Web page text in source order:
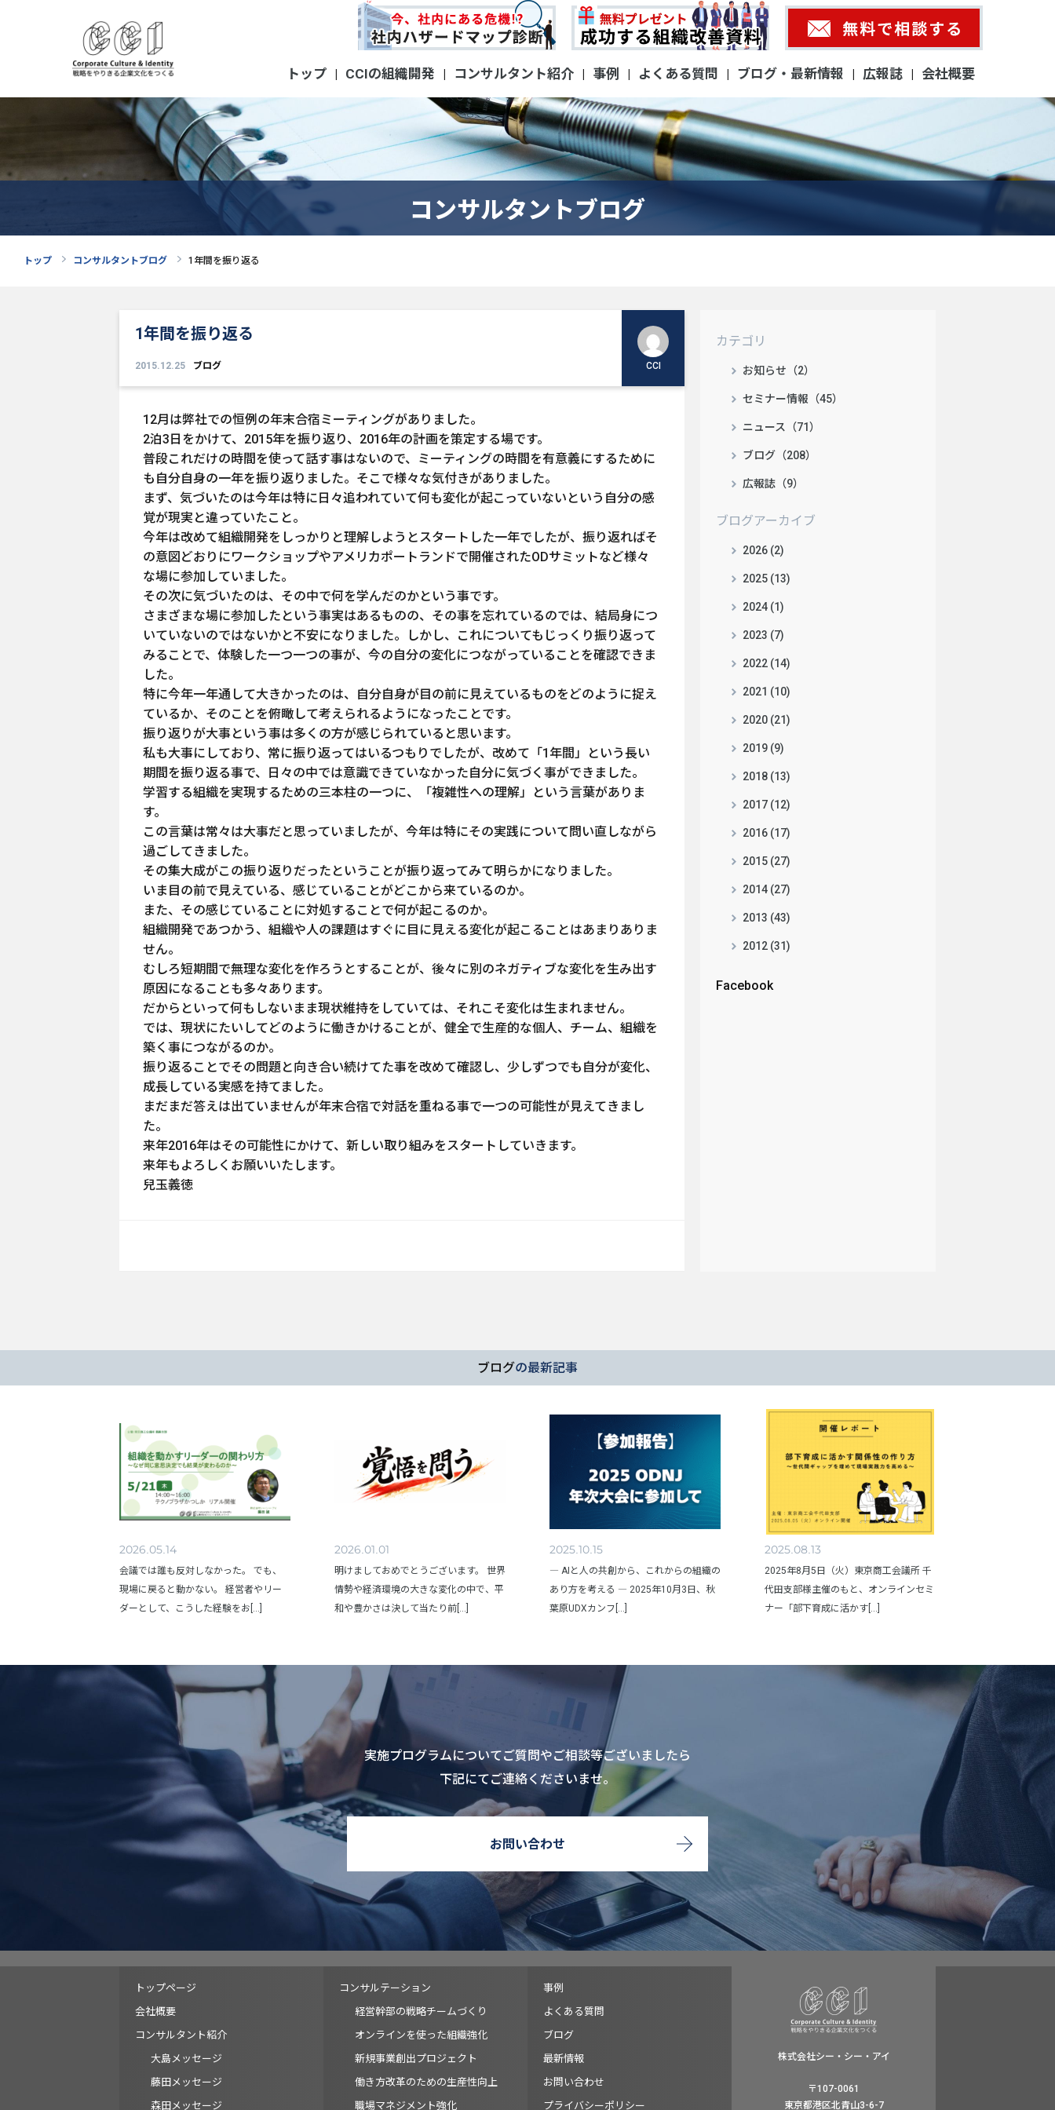
トップ | CCIの組織開発 | コンサルタント紹介 | 事例 | よくある質問 | ブログ・最新情報 | 広報誌 | 会社概要
コンサルタントブログ
トップ コンサルタントブログ 1年間を振り返る
1年間を振り返る
2015.12.25 ブログ CCI
12月は弊社での恒例の年末合宿ミーティングがありました。
2泊3日をかけて、2015年を振り返り、2016年の計画を策定する場です。
普段これだけの時間を使って話す事はないので、ミーティングの時間を有意義にするために
も自分自身の一年を振り返りました。そこで様々な気付きがありました。
まず、気づいたのは今年は特に日々追われていて何も変化が起こっていないという自分の感
覚が現実と違っていたこと。
今年は改めて組織開発をしっかりと理解しようとスタートした一年でしたが、振り返ればそ
の意図どおりにワークショップやアメリカポートランドで開催されたODサミットなど様々
な場に参加していました。
その次に気づいたのは、その中で何を学んだのかという事です。
さまざまな場に参加したという事実はあるものの、その事を忘れているのでは、結局身につ
いていないのではないかと不安になりました。しかし、これについてもじっくり振り返って
みることで、体験した一つ一つの事が、今の自分の変化につながっていることを確認できま
した。
特に今年一年通して大きかったのは、自分自身が目の前に見えているものをどのように捉え
ているか、そのことを俯瞰して考えられるようになったことです。
振り返りが大事という事は多くの方が感じられていると思います。
私も大事にしており、常に振り返ってはいるつもりでしたが、改めて「1年間」という長い
期間を振り返る事で、日々の中では意識できていなかった自分に気づく事ができました。
学習する組織を実現するための三本柱の一つに、「複雑性への理解」という言葉がありま
す。
この言葉は常々は大事だと思っていましたが、今年は特にその実践について問い直しながら
過ごしてきました。
その集大成がこの振り返りだったということが振り返ってみて明らかになりました。
いま目の前で見えている、感じていることがどこから来ているのか。
また、その感じていることに対処することで何が起こるのか。
組織開発であつかう、組織や人の課題はすぐに目に見える変化が起こることはあまりありま
せん。
むしろ短期間で無理な変化を作ろうとすることが、後々に別のネガティブな変化を生み出す
原因になることも多々あります。
だからといって何もしないまま現状維持をしていては、それこそ変化は生まれません。
では、現状にたいしてどのように働きかけることが、健全で生産的な個人、チーム、組織を
築く事につながるのか。
振り返ることでその問題と向き合い続けてた事を改めて確認し、少しずつでも自分が変化、
成長している実感を持てました。
まだまだ答えは出ていませんが年末合宿で対話を重ねる事で一つの可能性が見えてきまし
た。
来年2016年はその可能性にかけて、新しい取り組みをスタートしていきます。
来年もよろしくお願いいたします。
兒玉義徳
カテゴリ
お知らせ（2）
セミナー情報（45）
ニュース（71）
ブログ（208）
広報誌（9）
ブログアーカイブ
2026 (2)
2025 (13)
2024 (1)
2023 (7)
2022 (14)
2021 (10)
2020 (21)
2019 (9)
2018 (13)
2017 (12)
2016 (17)
2015 (27)
2014 (27)
2013 (43)
2012 (31)
Facebook
ブログの最新記事
2026.05.14
会議では誰も反対しなかった。 でも、
現場に戻ると動かない。 経営者やリー
ダーとして、こうした経験をお[...]
2026.01.01
明けましておめでとうございます。 世界
情勢や経済環境の大きな変化の中で、平
和や豊かさは決して当たり前[...]
2025.10.15
― AIと人の共創から、これからの組織の
あり方を考える ― 2025年10月3日、秋
葉原UDXカンフ[...]
2025.08.13
2025年8月5日（火）東京商工会議所 千
代田支部様主催のもと、オンラインセミ
ナー「部下育成に活かす[...]
実施プログラムについてご質問やご相談等ございましたら
下記にてご連絡くださいませ。
お問い合わせ
トップページ
会社概要
コンサルタント紹介
大島メッセージ
藤田メッセージ
森田メッセージ
コンサルテーション
経営幹部の戦略チームづくり
オンラインを使った組織強化
新規事業創出プロジェクト
働き方改革のための生産性向上
職場マネジメント強化
事例
よくある質問
ブログ
最新情報
お問い合わせ
プライバシーポリシー
株式会社シー・シー・アイ
〒107-0061
東京都港区北青山3-6-7